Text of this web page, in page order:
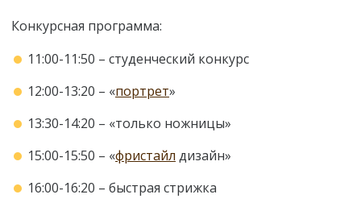
Конкурсная программа:
11:00-11:50 – студенческий конкурс
12:00-13:20 – «портрет»
13:30-14:20 – «только ножницы»
15:00-15:50 – «фристайл дизайн»
16:00-16:20 – быстрая стрижка